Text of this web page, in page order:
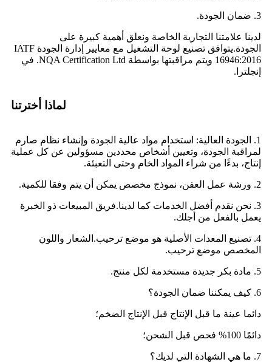
3. ضمان الجودة.
لدينا علامتنا التجارية الخاصة ونعلق أهمية كبيرة على
الجودة.يتوافق تصنيع لوحة التشغيل مع معايير إدارة الجودة IATF
16946:2016 ويتم مراقبتها بواسطة NQA Certification Ltd. في
إنجلترا.
لماذا أخترتنا
1. الجودة العالية: استخدام مواد عالية الجودة وإنشاء نظام صارم
لمراقبة الجودة، وتعيين أشخاص محددين مسؤولين عن كل عملية
إنتاج، بدءًا من شراء المواد الخام وحتى التعبئة.
2. ورشة عمل العفن، نموذج مخصص يمكن أن يتم وفقا للكمية.
3. نحن نقدم أفضل الخدمات كما لدينا.فريق المبيعات ذو الخبرة
يعمل بالفعل من أجلك.
4. تصنيع المعدات الأصلية هو موضع ترحيب.الشعار واللون
المخصص موضع ترحيب.
5. مادة بكر جديدة مستخدمة لكل منتج.
6. كيف يمكننا ضمان الجودة؟
دائما عينة ما قبل الإنتاج قبل الإنتاج الضخم؛
دائمًا 100% فحص قبل الشحن؛
7. ما هي الشهادة التي لديك؟